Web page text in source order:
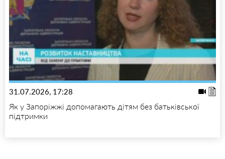
31.07.2026, 17:28
Як у Запоріжжі допомагають дітям без батьківської
підтримки